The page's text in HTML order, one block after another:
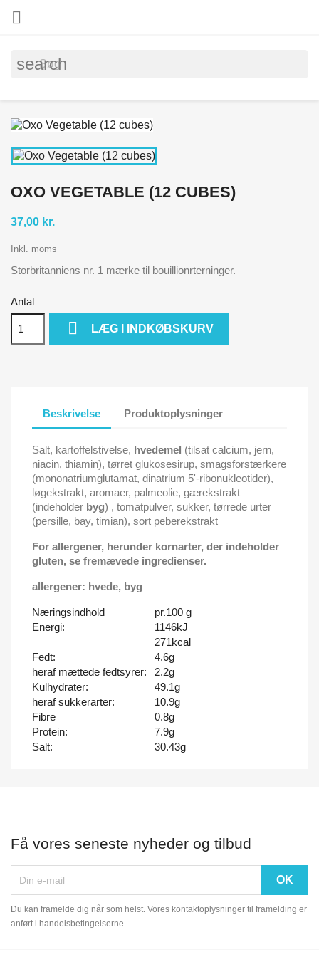

search
OXO VEGETABLE (12 CUBES)
37,00 kr.
Inkl. moms
Storbritanniens nr. 1 mærke til bouillionrterninger.
Antal
 LÆG I INDKØBSKURV
Beskrivelse Produktoplysninger
Salt, kartoffelstivelse, hvedemel (tilsat calcium, jern,
niacin, thiamin), tørret glukosesirup, smagsforstærkere
(mononatriumglutamat, dinatrium 5'-ribonukleotider),
løgekstrakt, aromaer, palmeolie, gærekstrakt
(indeholder byg) , tomatpulver, sukker, tørrede urter
(persille, bay, timian), sort peberekstrakt
For allergener, herunder kornarter, der indeholder
gluten, se fremævede ingredienser.
allergener: hvede, byg
Næringsindhold
pr.100 g
Energi:
1146kJ
271kcal
Fedt:
4.6g
heraf mættede fedtsyrer:
2.2g
Kulhydrater:
49.1g
heraf sukkerarter:
10.9g
Fibre
0.8g
Protein:
7.9g
Salt:
30.43g
Få vores seneste nyheder og tilbud
Du kan framelde dig når som helst. Vores kontaktoplysninger til framelding er
anført i handelsbetingelserne.